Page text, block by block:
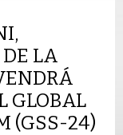
LA
GLOBAL
(GSS-24)